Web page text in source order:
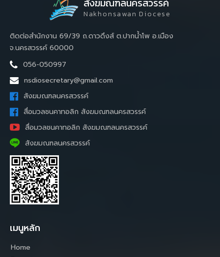
สังฆมณฑลนครสวรรค์
Nakhonsawan Diocese
ติดต่อสำนักงาน 69/39 ถ.ดาวดึงส์ ต.ปากน้ำโพ อ.เมือง
จ.นครสวรรค์ 60000
056-050997
nsdiosecretary@gmail.com
สังฆมณฑลนครสวรรค์
สื่อมวลชนคาทอลิก สังฆมณฑลนครสวรรค์
สื่อมวลชนคาทอลิก สังฆมณฑลนครสวรรค์
สังฆมณฑลนครสวรรค์
เมนูหลัก
Home